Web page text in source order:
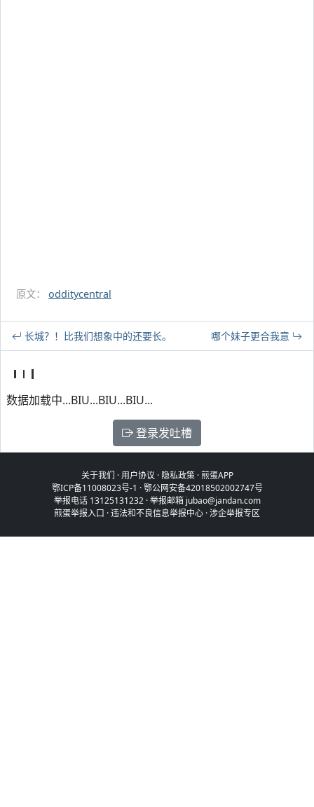
原文： odditycentral
长城？！比我们想象中的还要长。 哪个妹子更合我意
数据加载中...BIU...BIU...BIU...
登录发吐槽
关于我们 ·用户协议 · 隐私政策·煎蛋APP
鄂ICP备11008023号-1 ·鄂公网安备42018502002747号
举报电话 13125131232 · 举报邮箱 jubao@jandan.com
煎蛋举报入口 ·违法和不良信息举报中心 ·涉企举报专区